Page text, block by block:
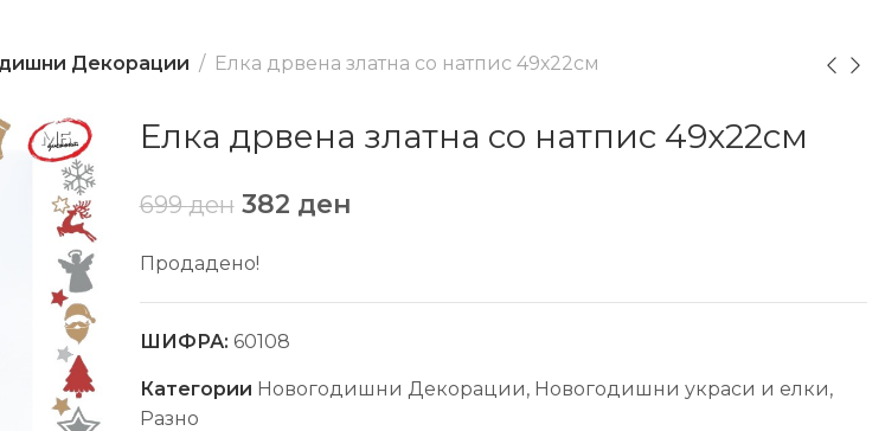
Декорации Елка дрвена златна со натпис 49х22см
Елка дрвена златна со натпис 49х22см
699ден 382 ден
Продадено!
ШИФРА: 60108
Категории Новогодишни Декорации, Новогодишни украси и елки,
Разно